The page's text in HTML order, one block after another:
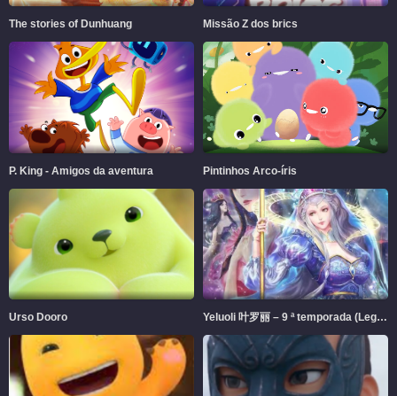
The stories of Dunhuang Missão Z dos brics
P. King - Amigos da aventura Pintinhos Arco-íris
Urso Dooro Yeluoli 叶罗丽 – 9 ª temporada (Legendado)